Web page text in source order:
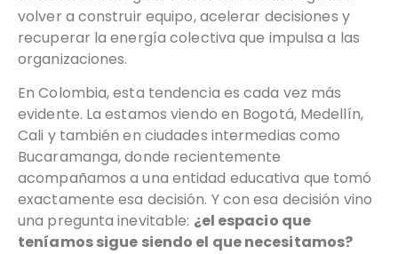
volver a construir equipo, acelerar decisiones y
recuperar la energía colectiva que impulsa a las
organizaciones.
En Colombia, esta tendencia es cada vez más
evidente. La estamos viendo en Bogotá, Medellín,
Cali y también en ciudades intermedias como
Bucaramanga, donde recientemente
acompañamos a una entidad educativa que tomó
exactamente esa decisión. Y con esa decisión vino
una pregunta inevitable: ¿el espacio que
teníamos sigue siendo el que necesitamos?